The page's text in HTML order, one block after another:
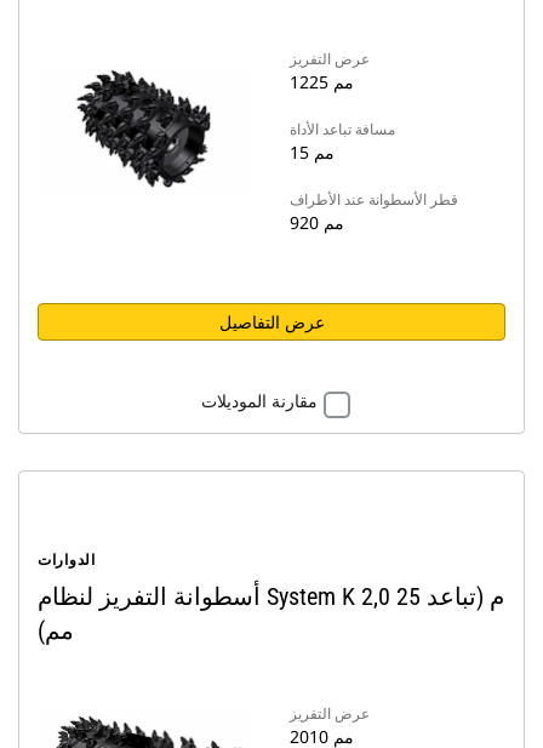
عرض التفريز
1225 مم
مسافة تباعد الأداة
15 مم
قطر الأسطوانة عند الأطراف
920 مم
عرض التفاصيل
مقارنة الموديلات
الدوارات
أسطوانة التفريز لنظام System K 2,0 م (تباعد 25
مم)
عرض التفريز
2010 مم